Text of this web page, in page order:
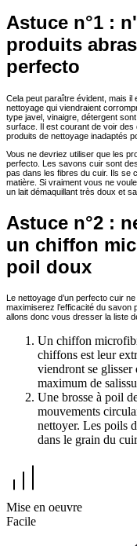
Astuce n°1 :
produits
perfecto
Cela peut paraître évident, mais il
nettoyage qui viendraient
type javel, vinaigre, détergent
surface. Il est courant de voir des
produits de nettoyage inadaptés
Vous ne devriez utiliser que les
perfecto. Les savons cuir sont
pas dans les fibres du cuir. Ils se
matière. Si vraiment vous ne
un lait démaquillant très doux et
Astuce n°2 :
un chiffon
poil doux
Le nettoyage d’un perfecto cuir
maximiserez l’efficacité du savon
allons donc vous dresser la liste
Un chiffon
chiffons est leur
viendront se glisser
maximum de
Une brosse à poil
mouvements
nettoyer. Les poils
dans le grain du
Mise en oeuvre
Facile